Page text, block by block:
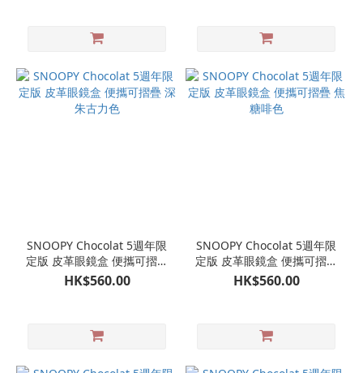
SNOOPY Chocolat 5週年限
定版 皮革眼鏡盒 便攜可摺疊
深朱古力色
HK$560.00
SNOOPY Chocolat 5週年限
定版 皮革眼鏡盒 便攜可摺疊
焦糖啡色
HK$560.00